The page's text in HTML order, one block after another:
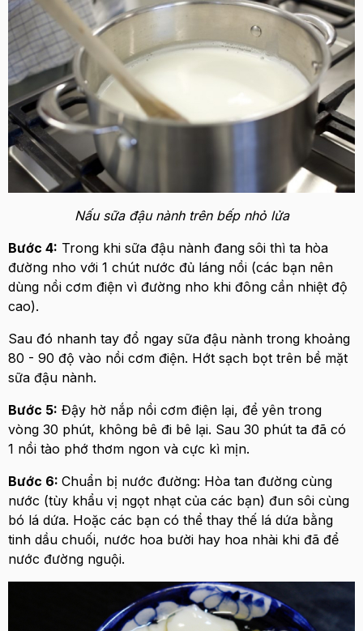
Nấu sữa đậu nành trên bếp nhỏ lửa
Bước 4: Trong khi sữa đậu nành đang sôi thì ta hòa
đường nho với 1 chút nước đủ láng nồi (các bạn nên
dùng nồi cơm điện vì đường nho khi đông cần nhiệt độ
cao).
Sau đó nhanh tay đổ ngay sữa đậu nành trong khoảng
80 - 90 độ vào nồi cơm điện. Hớt sạch bọt trên bề mặt
sữa đậu nành.
Bước 5: Đậy hờ nắp nồi cơm điện lại, để yên trong
vòng 30 phút, không bê đi bê lại. Sau 30 phút ta đã có
1 nồi tào phớ thơm ngon và cực kì mịn.
Bước 6: Chuẩn bị nước đường: Hòa tan đường cùng
nước (tùy khẩu vị ngọt nhạt của các bạn) đun sôi cùng
bó lá dứa. Hoặc các bạn có thể thay thế lá dứa bằng
tinh dầu chuối, nước hoa bười hay hoa nhài khi đã để
nước đường nguội.